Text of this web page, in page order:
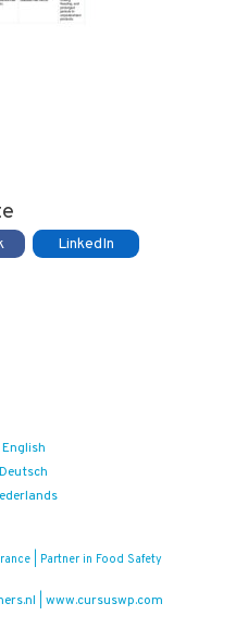
LinkedIn
English
Deutsch
| Partner in Food Safety
www.cursuswp.com